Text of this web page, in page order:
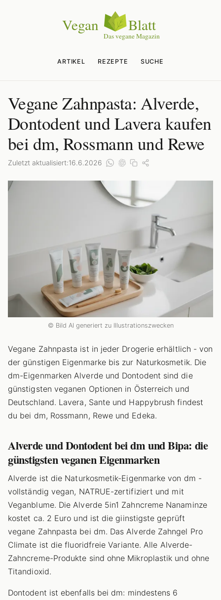
ARTIKEL REZEPTE SUCHE
Vegane Zahnpasta: Alverde,
Dontodent und Lavera kaufen
bei dm, Rossmann und Rewe
Zuletzt aktualisiert:16.6.2026
© Bild AI generiert zu Illustrationszwecken
Vegane Zahnpasta ist in jeder Drogerie erhältlich - von
der günstigen Eigenmarke bis zur Naturkosmetik. Die
dm-Eigenmarken Alverde und Dontodent sind die
günstigsten veganen Optionen in Österreich und
Deutschland. Lavera, Sante und Happybrush findest
du bei dm, Rossmann, Rewe und Edeka.
Alverde und Dontodent bei dm und Bipa: die
günstigsten veganen Eigenmarken
Alverde ist die Naturkosmetik-Eigenmarke von dm -
vollständig vegan, NATRUE-zertifiziert und mit
Veganblume. Die Alverde 5in1 Zahncreme Nanaminze
kostet ca. 2 Euro und ist die giinstigste geprüft
vegane Zahnpasta bei dm. Das Alverde Zahngel Pro
Climate ist die fluoridfreie Variante. Alle Alverde-
Zahncreme-Produkte sind ohne Mikroplastik und ohne
Titandioxid.
Dontodent ist ebenfalls bei dm: mindestens 6